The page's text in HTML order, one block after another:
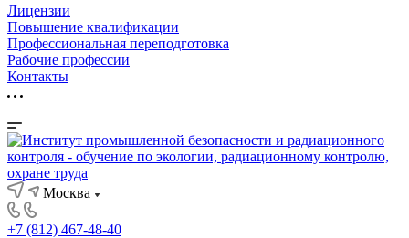
Лицензии
Повышение квалификации
Профессиональная переподготовка
Рабочие профессии
Контакты
Москва
+7 (812) 467-48-40